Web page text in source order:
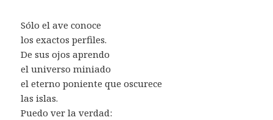
Sólo el ave conoce
los exactos perfiles.
De sus ojos aprendo
el universo miniado
el eterno poniente que oscurece
las islas.
Puedo ver la verdad: